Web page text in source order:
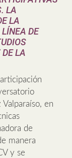
LA
LA
DE
LA
en
de
manera
y se